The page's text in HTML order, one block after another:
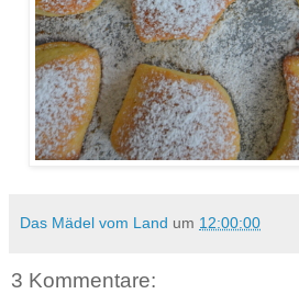
Das Mädel vom Land um 12:00:00
3 Kommentare: